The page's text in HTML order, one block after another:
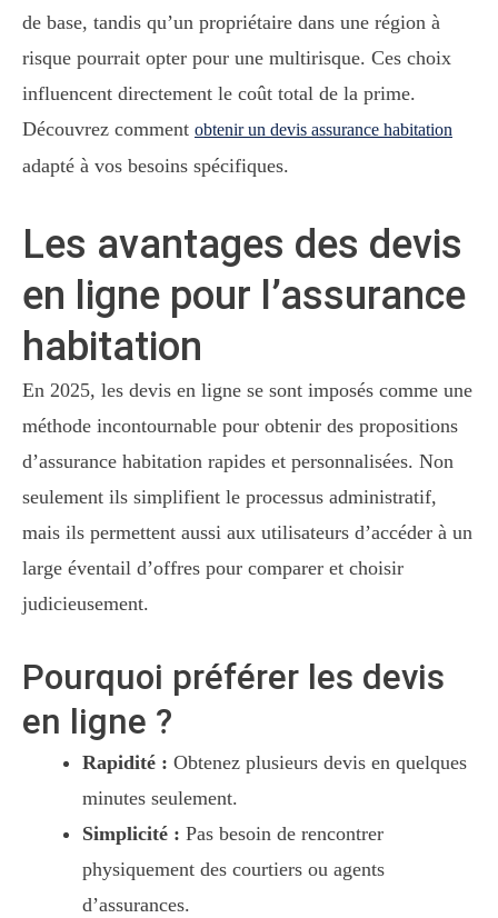
de base, tandis qu’un propriétaire dans une région à
risque pourrait opter pour une multirisque. Ces choix
influencent directement le coût total de la prime.
Découvrez comment obtenir un devis assurance habitation
adapté à vos besoins spécifiques.
Les avantages des devis
en ligne pour l’assurance
habitation
En 2025, les devis en ligne se sont imposés comme une
méthode incontournable pour obtenir des propositions
d’assurance habitation rapides et personnalisées. Non
seulement ils simplifient le processus administratif,
mais ils permettent aussi aux utilisateurs d’accéder à un
large éventail d’offres pour comparer et choisir
judicieusement.
Pourquoi préférer les devis
en ligne ?
Rapidité : Obtenez plusieurs devis en quelques
minutes seulement.
Simplicité : Pas besoin de rencontrer
physiquement des courtiers ou agents
d’assurances.